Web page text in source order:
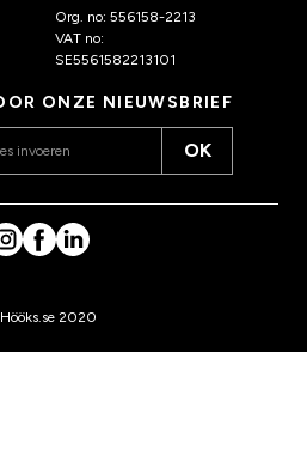
Org. no: 556158-2213
VAT no:
SE5561582213101
ONZE NIEUWSBRIEF
OK
2020